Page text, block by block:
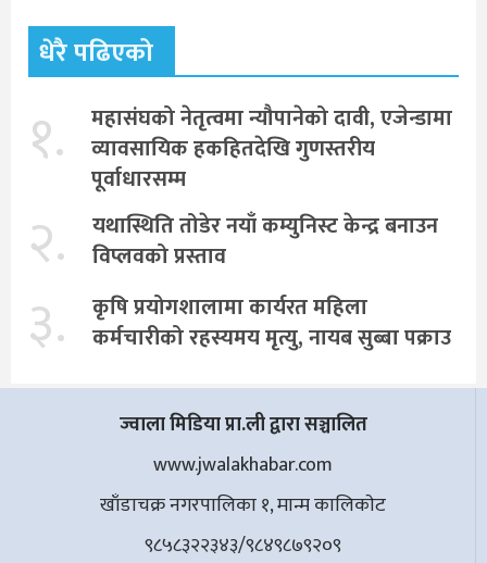
धेरै पढिएको
१.
महासंघको नेतृत्वमा न्यौपानेको दावी, एजेन्डामा
व्यावसायिक हकहितदेखि गुणस्तरीय
पूर्वाधारसम्म
२.
यथास्थिति तोडेर नयाँ कम्युनिस्ट केन्द्र बनाउन
विप्लवको प्रस्ताव
३.
कृषि प्रयोगशालामा कार्यरत महिला
कर्मचारीको रहस्यमय मृत्यु, नायब सुब्बा पक्राउ
ज्वाला मिडिया प्रा.ली द्वारा सञ्चालित
www.jwalakhabar.com
खाँडाचक्र नगरपालिका १, मान्म कालिकाेट
९८५८३२२३४३/९८४९८७९२०९